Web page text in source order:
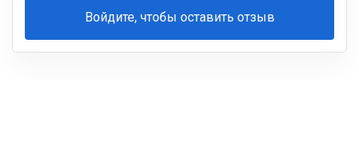
Войдите, чтобы оставить отзыв
Ваша